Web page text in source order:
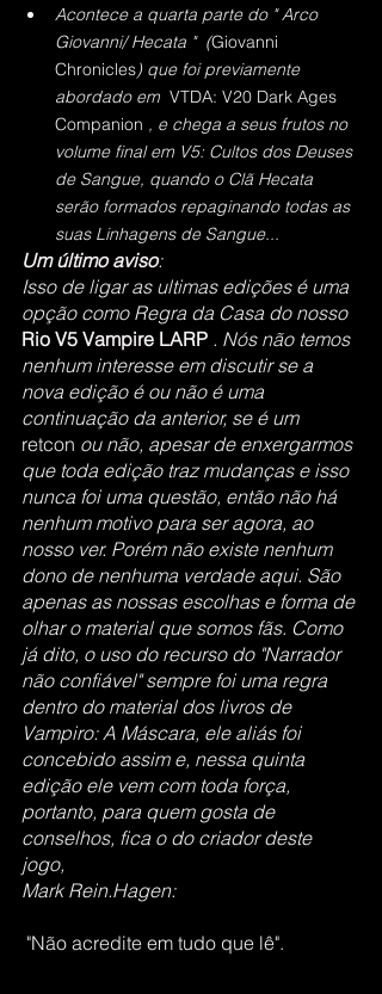
Acontece a quarta parte do " Arco
Giovanni/ Hecata "  (Giovanni
Chronicles) que foi previamente
abordado em VTDA: V20 Dark Ages
Companion , e chega a seus frutos no
volume final em V5: Cultos dos Deuses
de Sangue, quando o Clã Hecata
serão formados repaginando todas as
suas Linhagens de Sangue...
Um último aviso:
Isso de ligar as ultimas edições é uma
opção como Regra da Casa do nosso
Rio V5 Vampire LARP . Nós não temos
nenhum interesse em discutir se a
nova edição é ou não é uma
continuação da anterior, se é um
retcon ou não, apesar de enxergarmos
que toda edição traz mudanças e isso
nunca foi uma questão, então não há
nenhum motivo para ser agora, ao
nosso ver. Porém não existe nenhum
dono de nenhuma verdade aqui. São
apenas as nossas escolhas e forma de
olhar o material que somos fãs. Como
já dito, o uso do recurso do "Narrador
não confiável" sempre foi uma regra
dentro do material dos livros de
Vampiro: A Máscara, ele aliás foi
concebido assim e, nessa quinta
edição ele vem com toda força,
portanto, para quem gosta de
conselhos, fica o do criador deste
jogo,
Mark Rein.Hagen:
"Não acredite em tudo que lê".